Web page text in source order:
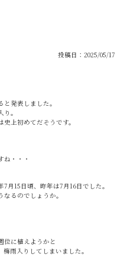
投稿日：2025/05/17
発表しました。
。
上初めてだそうです。
・・・
月15日頃、昨年は7月16日でした。
るのでしょうか。
位に植えようかと
雨入りしてしまいました。